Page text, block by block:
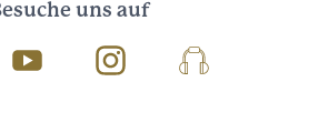
uns auf
Youtube InstagramPodcast